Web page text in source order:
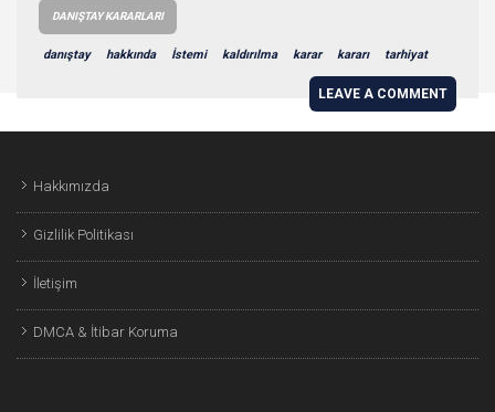
DANIŞTAY KARARLARI
danıştay hakkında İstemi kaldırılma karar kararı tarhiyat
LEAVE A COMMENT
Hakkımızda
Gizlilik Politikası
İletişim
DMCA & İtibar Koruma